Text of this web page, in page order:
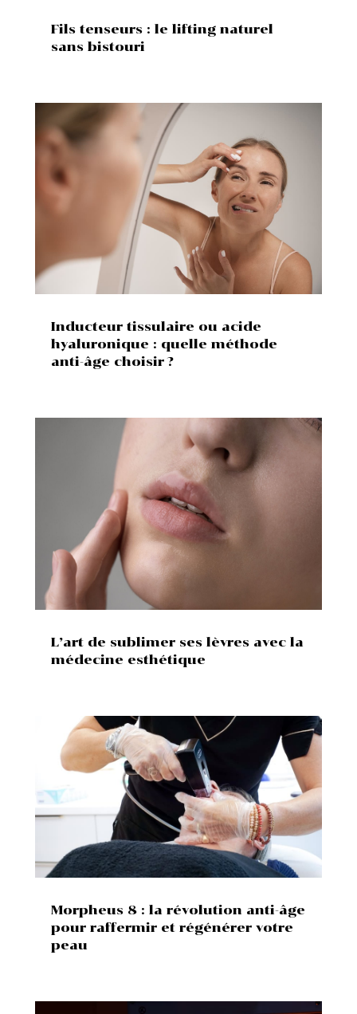
Fils tenseurs : le lifting naturel
sans bistouri
Inducteur tissulaire ou acide
hyaluronique : quelle méthode
anti-âge choisir ?
L’art de sublimer ses lèvres avec la
médecine esthétique
Morpheus 8 : la révolution anti-âge
pour raffermir et régénérer votre
peau